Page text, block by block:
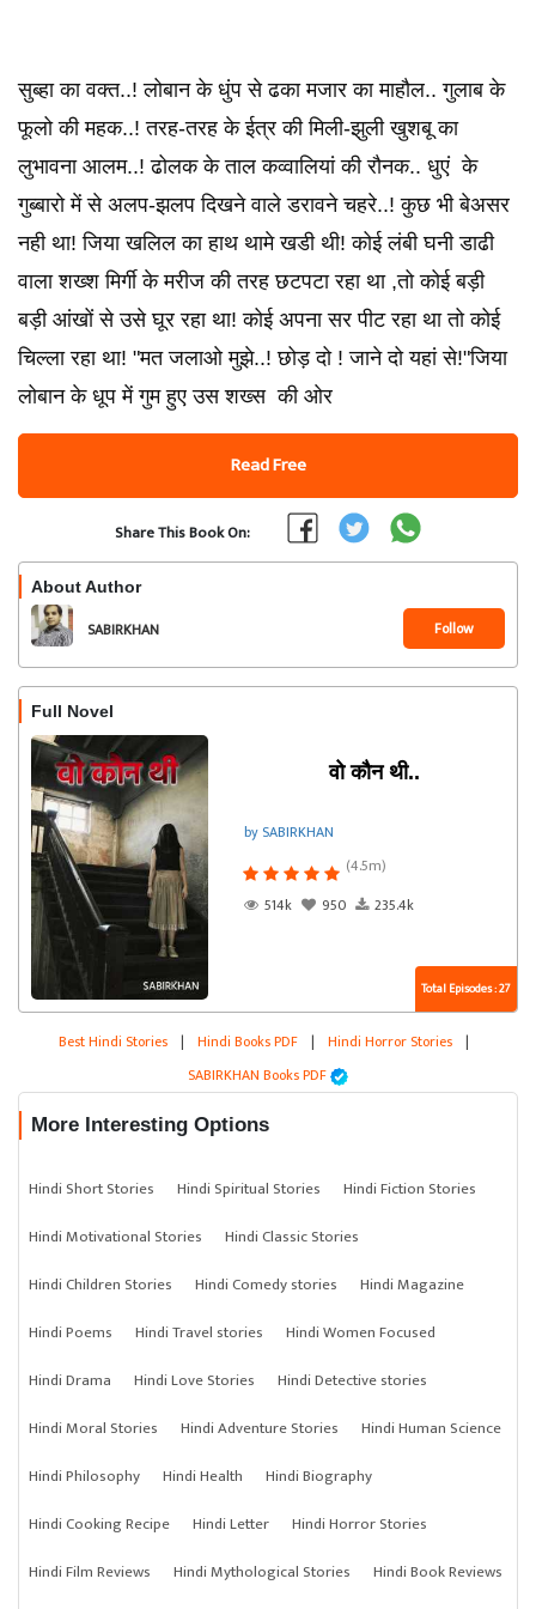
सुब्हा का वक्त..! लोबान के धुंप से ढका मजार का माहौल.. गुलाब के
फूलो की महक..! तरह-तरह के ईत्र की मिली-झुली खुशबू का
लुभावना आलम..! ढोलक के ताल कव्वालियां की रौनक.. धुएं के
गुब्बारो में से अलप-झलप दिखने वाले डरावने चहरे..! कुछ भी बेअसर
नही था! जिया खलिल का हाथ थामे खडी थी! कोई लंबी घनी डाढी
वाला शख्श मिर्गी के मरीज की तरह छटपटा रहा था ,तो कोई बड़ी
बड़ी आंखों से उसे घूर रहा था! कोई अपना सर पीट रहा था तो कोई
चिल्ला रहा था! "मत जलाओ मुझे..! छोड़ दो ! जाने दो यहां से!"जिया
लोबान के धूप में गुम हुए उस शख्स की ओर
Read Free
Share This Book On:
About Author
SABIRKHAN Follow
Full Novel
वो कौन थी..
by SABIRKHAN
(4.5m)
514k
950 235.4k
Total Episodes : 27
Best Hindi Stories | Hindi Books PDF | Hindi Horror Stories |
SABIRKHAN Books PDF
More Interesting Options
Hindi Short Stories Hindi Spiritual Stories
Hindi Fiction Stories
Hindi Motivational Stories
Hindi Classic Stories
Hindi Children Stories
Hindi Comedy stories
Hindi Magazine
Hindi Poems
Hindi Travel stories
Hindi Women Focused
Hindi Drama
Hindi Love Stories
Hindi Detective stories
Hindi Moral Stories
Hindi Adventure Stories
Hindi Human Science
Hindi Philosophy
Hindi Health
Hindi Biography
Hindi Cooking Recipe
Hindi Letter
Hindi Horror Stories
Hindi Film Reviews
Hindi Mythological Stories
Hindi Book Reviews